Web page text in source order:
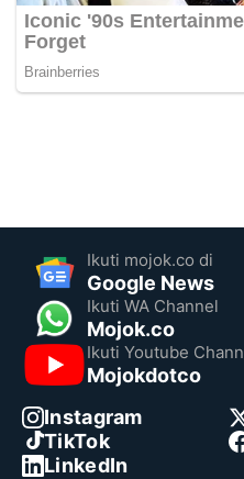
Ikuti mojok.co di
Google News
Ikuti WA Channel
Mojok.co
Ikuti Youtube
Mojokdotco
Instagram
TikTok
LinkedIn